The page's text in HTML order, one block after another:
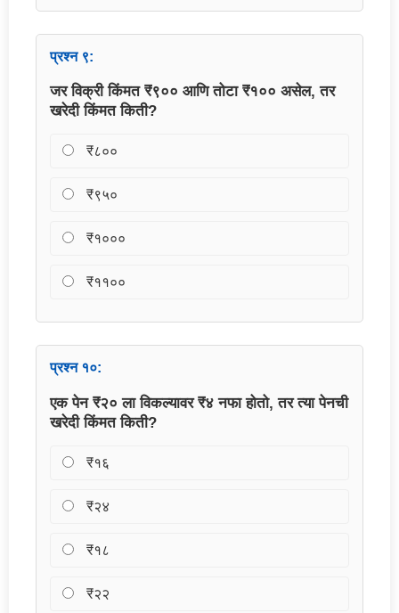
प्रश्न ९:
जर विक्री किंमत ₹९०० आणि तोटा ₹१०० असेल, तर
खरेदी किंमत किती?
₹८००
₹९५०
₹१०००
₹११००
प्रश्न १०:
एक पेन ₹२० ला विकल्यावर ₹४ नफा होतो, तर त्या पेनची
खरेदी किंमत किती?
₹१६
₹२४
₹१८
₹२२